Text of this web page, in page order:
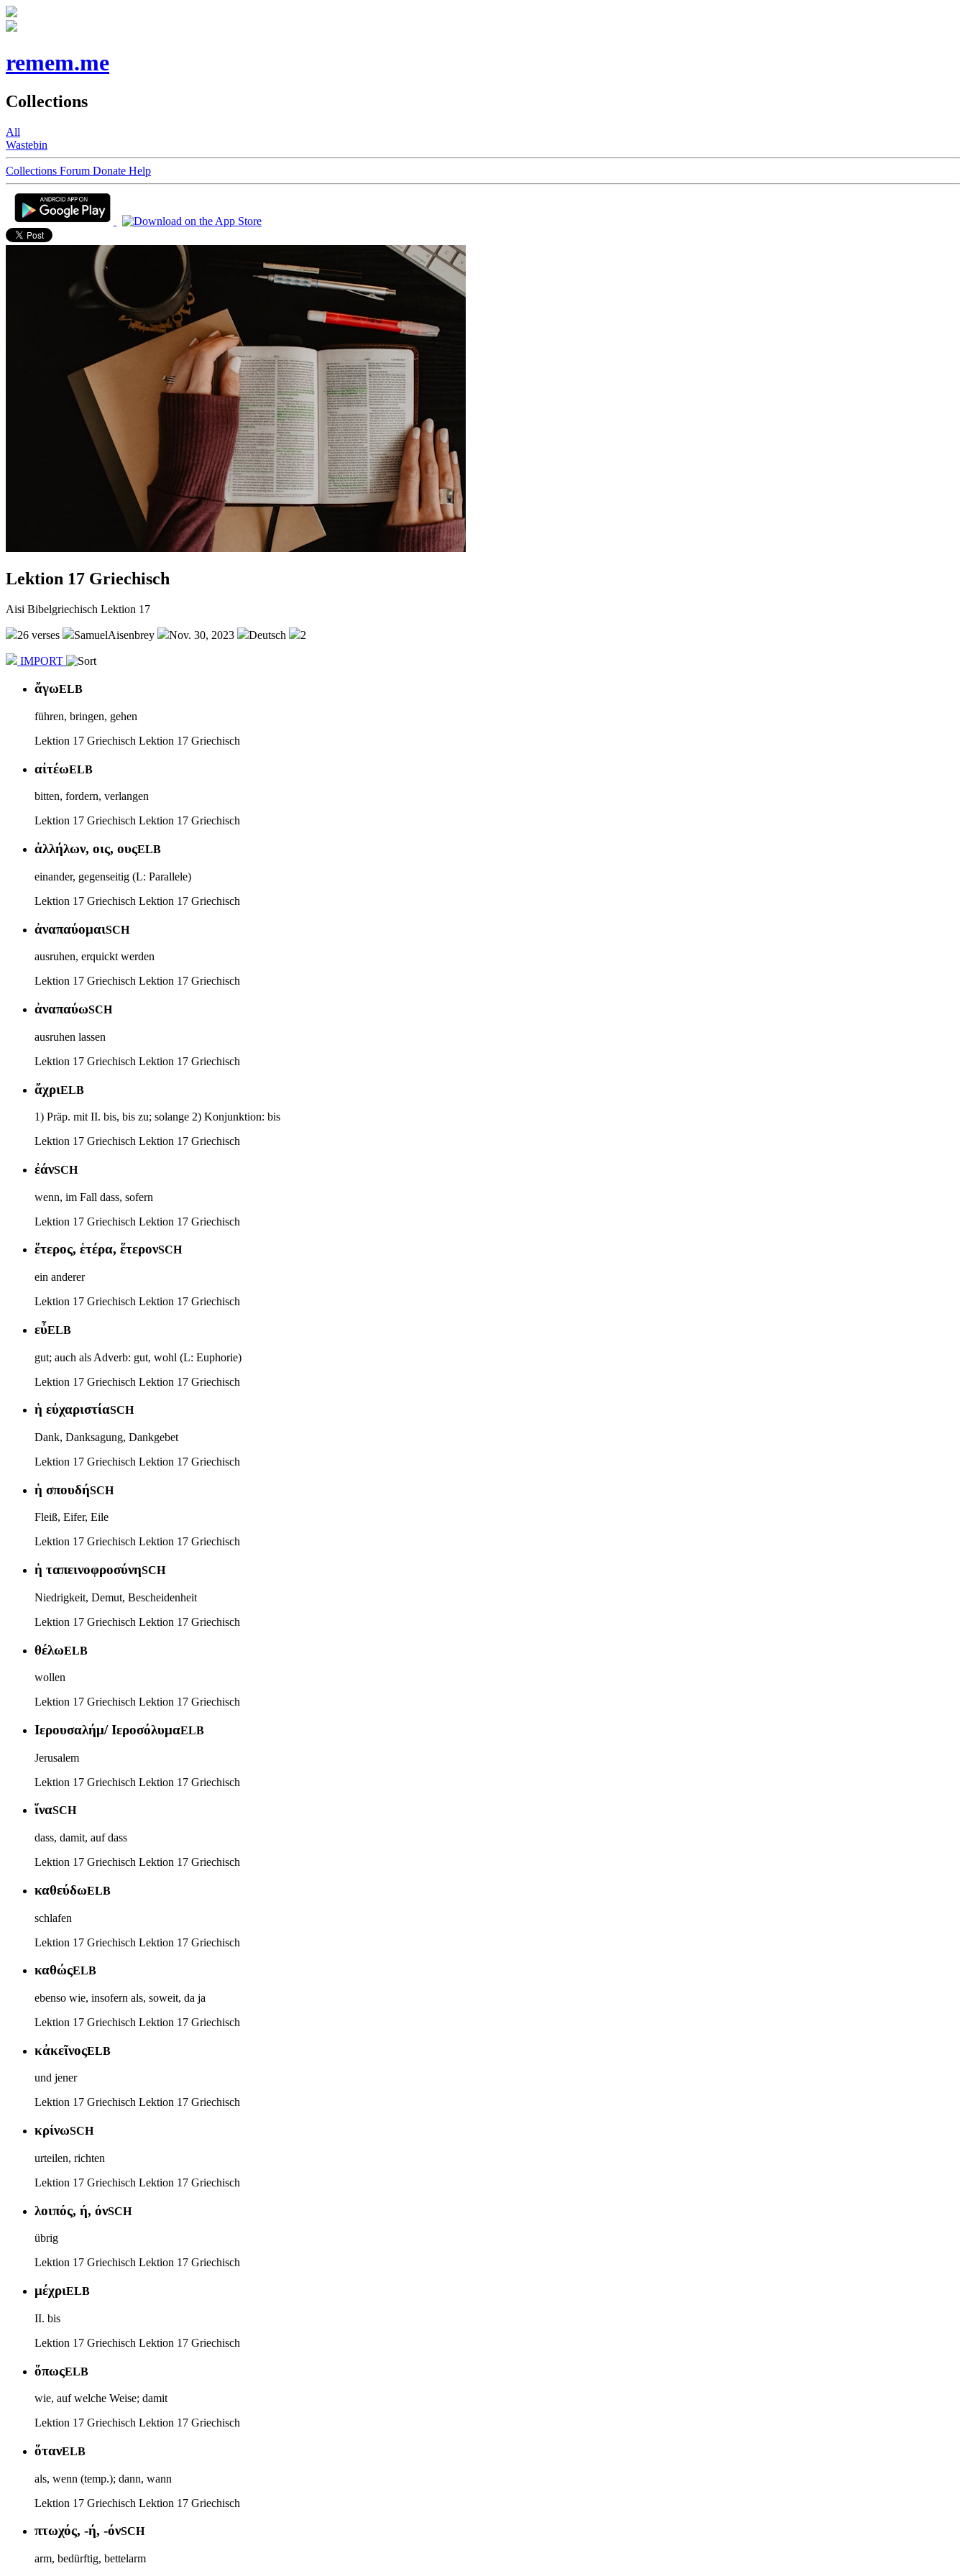
remem.me
Collections
All
Wastebin
Collections Forum Donate Help
Lektion 17 Griechisch
Aisi Bibelgriechisch Lektion 17
26 verses SamuelAisenbrey Nov. 30, 2023 Deutsch 2
IMPORT
ἄγωELB
führen, bringen, gehen
Lektion 17 Griechisch Lektion 17 Griechisch
αἰτέωELB
bitten, fordern, verlangen
Lektion 17 Griechisch Lektion 17 Griechisch
ἀλλήλων, οις, ουςELB
einander, gegenseitig (L: Parallele)
Lektion 17 Griechisch Lektion 17 Griechisch
ἀναπαύομαιSCH
ausruhen, erquickt werden
Lektion 17 Griechisch Lektion 17 Griechisch
ἀναπαύωSCH
ausruhen lassen
Lektion 17 Griechisch Lektion 17 Griechisch
ἄχριELB
1) Präp. mit II. bis, bis zu; solange 2) Konjunktion: bis
Lektion 17 Griechisch Lektion 17 Griechisch
ἐάνSCH
wenn, im Fall dass, sofern
Lektion 17 Griechisch Lektion 17 Griechisch
ἕτερος, ἑτέρα, ἕτερονSCH
ein anderer
Lektion 17 Griechisch Lektion 17 Griechisch
εὖELB
gut; auch als Adverb: gut, wohl (L: Euphorie)
Lektion 17 Griechisch Lektion 17 Griechisch
ἡ εὐχαριστίαSCH
Dank, Danksagung, Dankgebet
Lektion 17 Griechisch Lektion 17 Griechisch
ἡ σπουδήSCH
Fleiß, Eifer, Eile
Lektion 17 Griechisch Lektion 17 Griechisch
ἡ ταπεινοφροσύνηSCH
Niedrigkeit, Demut, Bescheidenheit
Lektion 17 Griechisch Lektion 17 Griechisch
θέλωELB
wollen
Lektion 17 Griechisch Lektion 17 Griechisch
Ιερουσαλήμ/ ΙεροσόλυμαELB
Jerusalem
Lektion 17 Griechisch Lektion 17 Griechisch
ἵναSCH
dass, damit, auf dass
Lektion 17 Griechisch Lektion 17 Griechisch
καθεύδωELB
schlafen
Lektion 17 Griechisch Lektion 17 Griechisch
καθώςELB
ebenso wie, insofern als, soweit, da ja
Lektion 17 Griechisch Lektion 17 Griechisch
κἀκεῖνοςELB
und jener
Lektion 17 Griechisch Lektion 17 Griechisch
κρίνωSCH
urteilen, richten
Lektion 17 Griechisch Lektion 17 Griechisch
λοιπός, ή, όνSCH
übrig
Lektion 17 Griechisch Lektion 17 Griechisch
μέχριELB
II. bis
Lektion 17 Griechisch Lektion 17 Griechisch
ὅπωςELB
wie, auf welche Weise; damit
Lektion 17 Griechisch Lektion 17 Griechisch
ὅτανELB
als, wenn (temp.); dann, wann
Lektion 17 Griechisch Lektion 17 Griechisch
πτωχός, -ή, -όνSCH
arm, bedürftig, bettelarm